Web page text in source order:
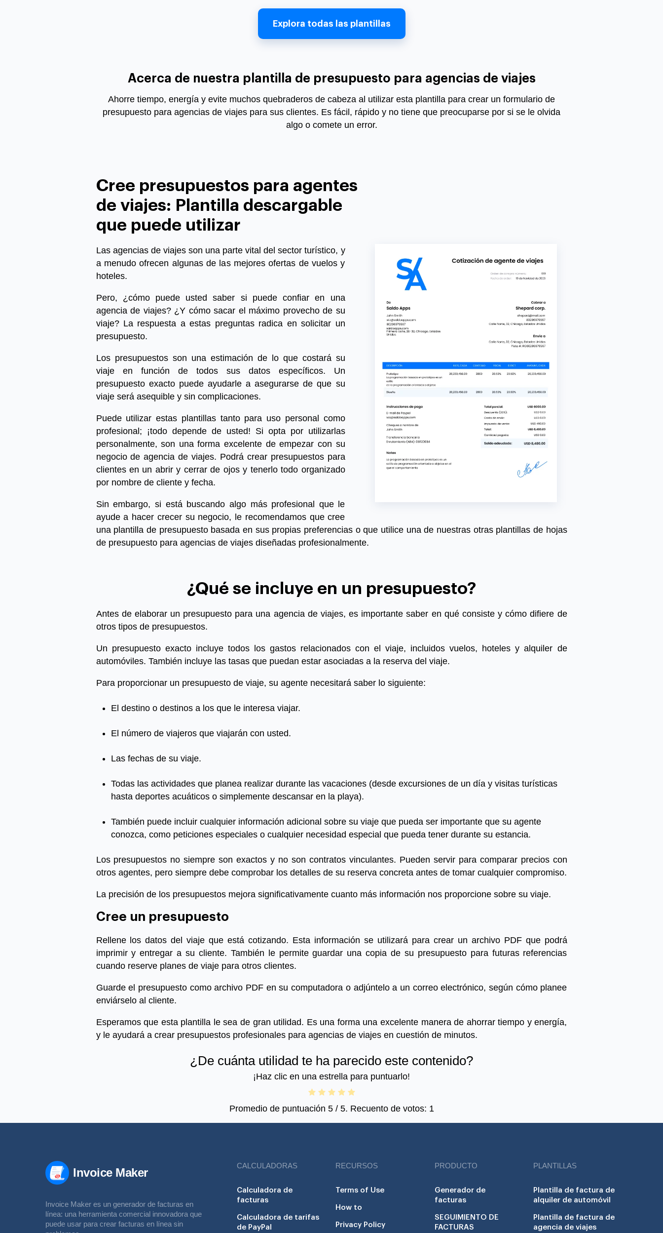
Explora todas las plantillas
Acerca de nuestra plantilla de presupuesto para agencias de viajes
Ahorre tiempo, energía y evite muchos quebraderos de cabeza al utilizar esta plantilla para crear un formulario de
presupuesto para agencias de viajes para sus clientes. Es fácil, rápido y no tiene que preocuparse por si se le olvida
algo o comete un error.
Cree presupuestos para agentes
de viajes: Plantilla descargable
que puede utilizar
Las agencias de viajes son una parte vital del sector turístico, y
a menudo ofrecen algunas de las mejores ofertas de vuelos y
hoteles.
Pero, ¿cómo puede usted saber si puede confiar en una
agencia de viajes? ¿Y cómo sacar el máximo provecho de su
viaje? La respuesta a estas preguntas radica en solicitar un
presupuesto.
Los presupuestos son una estimación de lo que costará su
viaje en función de todos sus datos específicos. Un
presupuesto exacto puede ayudarle a asegurarse de que su
viaje será asequible y sin complicaciones.
Puede utilizar estas plantillas tanto para uso personal como
profesional; ¡todo depende de usted! Si opta por utilizarlas
personalmente, son una forma excelente de empezar con su
negocio de agencia de viajes. Podrá crear presupuestos para
clientes en un abrir y cerrar de ojos y tenerlo todo organizado
por nombre de cliente y fecha.
Sin embargo, si está buscando algo más profesional que le
ayude a hacer crecer su negocio, le recomendamos que cree
una plantilla de presupuesto basada en sus propias preferencias o que utilice una de nuestras otras plantillas de hojas
de presupuesto para agencias de viajes diseñadas profesionalmente.
¿Qué se incluye en un presupuesto?
Antes de elaborar un presupuesto para una agencia de viajes, es importante saber en qué consiste y cómo difiere de
otros tipos de presupuestos.
Un presupuesto exacto incluye todos los gastos relacionados con el viaje, incluidos vuelos, hoteles y alquiler de
automóviles. También incluye las tasas que puedan estar asociadas a la reserva del viaje.
Para proporcionar un presupuesto de viaje, su agente necesitará saber lo siguiente:
El destino o destinos a los que le interesa viajar.
El número de viajeros que viajarán con usted.
Las fechas de su viaje.
Todas las actividades que planea realizar durante las vacaciones (desde excursiones de un día y visitas turísticas
hasta deportes acuáticos o simplemente descansar en la playa).
También puede incluir cualquier información adicional sobre su viaje que pueda ser importante que su agente
conozca, como peticiones especiales o cualquier necesidad especial que pueda tener durante su estancia.
Los presupuestos no siempre son exactos y no son contratos vinculantes. Pueden servir para comparar precios con
otros agentes, pero siempre debe comprobar los detalles de su reserva concreta antes de tomar cualquier compromiso.
La precisión de los presupuestos mejora significativamente cuanto más información nos proporcione sobre su viaje.
Cree un presupuesto
Rellene los datos del viaje que está cotizando. Esta información se utilizará para crear un archivo PDF que podrá
imprimir y entregar a su cliente. También le permite guardar una copia de su presupuesto para futuras referencias
cuando reserve planes de viaje para otros clientes.
Guarde el presupuesto como archivo PDF en su computadora o adjúntelo a un correo electrónico, según cómo planeе
enviárselo al cliente.
Esperamos que esta plantilla le sea de gran utilidad. Es una forma una excelente manera de ahorrar tiempo y energía,
y le ayudará a crear presupuestos profesionales para agencias de viajes en cuestión de minutos.
¿De cuánta utilidad te ha parecido este contenido?
¡Haz clic en una estrella para puntuarlo!
Promedio de puntuación 5/ 5. Recuento de votos: 1
Invoice Maker
Invoice Maker es un generador de facturas en
línea: una herramienta comercial innovadora que
puede usar para crear facturas en línea sin
CALCULADORAS
Calculadora de
facturas
Calculadora de tarifas
de PayPal
RECURSOS
Terms of Use
How to
Privacy Policy
PRODUCTO
Generador de
facturas
SEGUIMIENTO DE
FACTURAS
PLANTILLAS
Plantilla de factura de
alquiler de automóvil
Plantilla de factura de
agencia de viajes